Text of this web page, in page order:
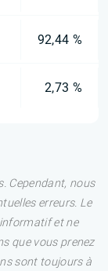
92,44 %
2,73 %
Cependant, nous
erreurs. Le
et ne
que vous prenez
sont toujours à